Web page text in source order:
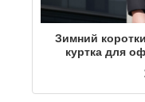
Зимний
куртка для
свадебная
воротником-